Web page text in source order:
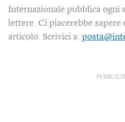
Internazionale pubblica ogni
lettere. Ci piacerebbe sapere
articolo. Scrivici a: